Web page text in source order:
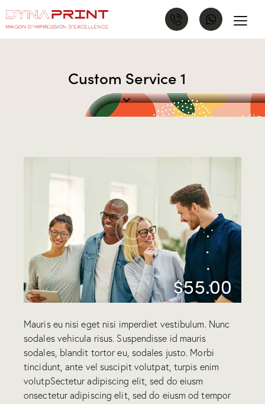
Custom Service 1
$55.00
Mauris eu nisi eget nisi imperdiet vestibulum. Nunc
sodales vehicula risus. Suspendisse id mauris
sodales, blandit tortor eu, sodales justo. Morbi
tincidunt, ante vel suscipit volutpat, turpis enim
volutpSectetur adipiscing elit, sed do eiusm
onsectetur adipiscing elit, sed do eiusm od tempor